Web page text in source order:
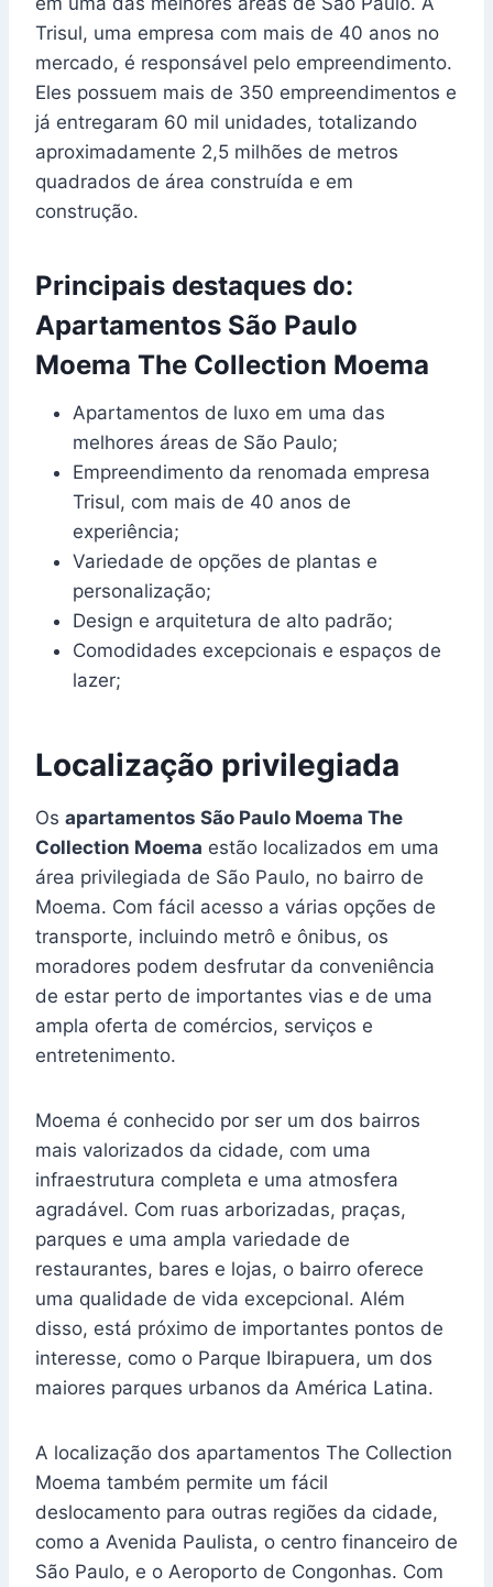
Trisul, uma empresa com mais de 40 anos no
mercado, é responsável pelo empreendimento.
Eles possuem mais de 350 empreendimentos e
já entregaram 60 mil unidades, totalizando
aproximadamente 2,5 milhões de metros
quadrados de área construída e em
construção.
Principais destaques do:
Apartamentos São Paulo
Moema The Collection Moema
Apartamentos de luxo em uma das
melhores áreas de São Paulo;
Empreendimento da renomada empresa
Trisul, com mais de 40 anos de
experiência;
Variedade de opções de plantas e
personalização;
Design e arquitetura de alto padrão;
Comodidades excepcionais e espaços de
lazer;
Localização privilegiada
Os apartamentos São Paulo Moema The
Collection Moema estão localizados em uma
área privilegiada de São Paulo, no bairro de
Moema. Com fácil acesso a várias opções de
transporte, incluindo metrô e ônibus, os
moradores podem desfrutar da conveniência
de estar perto de importantes vias e de uma
ampla oferta de comércios, serviços e
entretenimento.
Moema é conhecido por ser um dos bairros
mais valorizados da cidade, com uma
infraestrutura completa e uma atmosfera
agradável. Com ruas arborizadas, praças,
parques e uma ampla variedade de
restaurantes, bares e lojas, o bairro oferece
uma qualidade de vida excepcional. Além
disso, está próximo de importantes pontos de
interesse, como o Parque Ibirapuera, um dos
maiores parques urbanos da América Latina.
A localização dos apartamentos The Collection
Moema também permite um fácil
deslocamento para outras regiões da cidade,
como a Avenida Paulista, o centro financeiro de
São Paulo, e o Aeroporto de Congonhas. Com